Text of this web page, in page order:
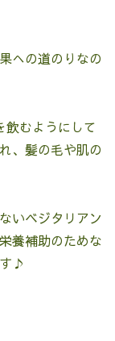
への道のりなの
飲むようにして
、髪の毛や肌の
いベジタリアン
養補助のためな
♪